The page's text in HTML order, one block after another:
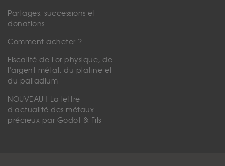
Partages, successions et
donations
Comment acheter ?
Fiscalité de l'or physique, de
l'argent métal, du platine et
du palladium
NOUVEAU ! La lettre
d'actualité des métaux
précieux par Godot & Fils